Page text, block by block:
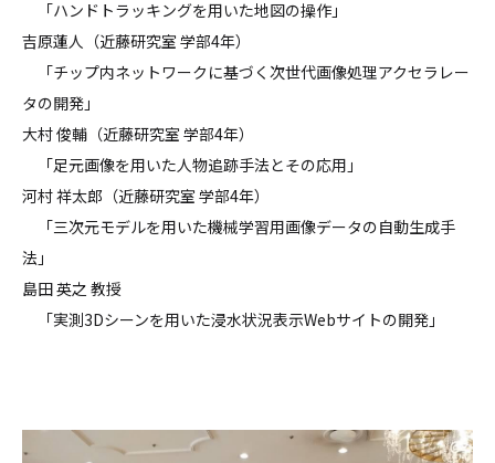
「ハンドトラッキングを用いた地図の操作」
吉原蓮人（近藤研究室 学部4年）
「チップ内ネットワークに基づく次世代画像処理アクセラレー
タの開発」
大村 俊輔（近藤研究室 学部4年）
「足元画像を用いた人物追跡手法とその応用」
河村 祥太郎（近藤研究室 学部4年）
「三次元モデルを用いた機械学習用画像データの自動生成手
法」
島田 英之 教授
「実測3Dシーンを用いた浸水状況表示Webサイトの開発」